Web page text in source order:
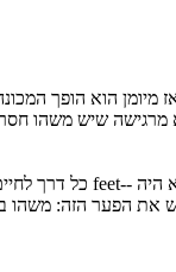
מיומן הוא הופך
את הפער הזה: משהו